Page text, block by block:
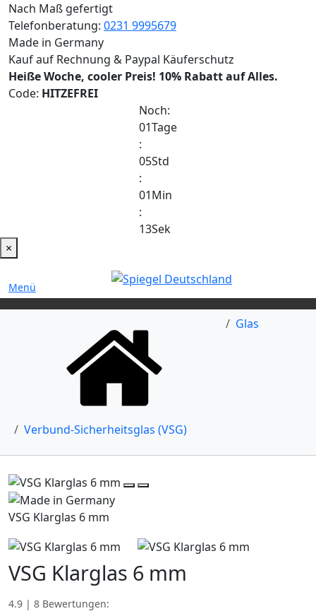
Nach Maß gefertigt
Telefonberatung: 0231 9995679
Made in Germany
Kauf auf Rechnung & Paypal Käuferschutz
Heiße Woche, cooler Preis! 10% Rabatt auf Alles.
Code: HITZEFREI
Noch:
01Tage
:
05Std
:
01Min
:
13Sek
×
Menü
Glas
Verbund-Sicherheitsglas (VSG)
VSG Klarglas 6 mm
VSG Klarglas 6 mm
4.9 | 8 Bewertungen: